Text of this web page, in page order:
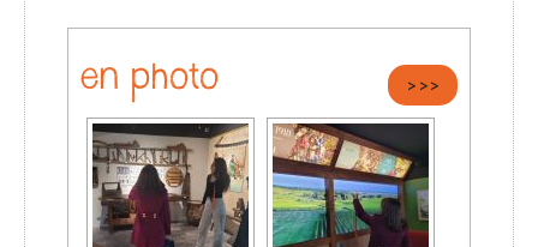
en photo >>>